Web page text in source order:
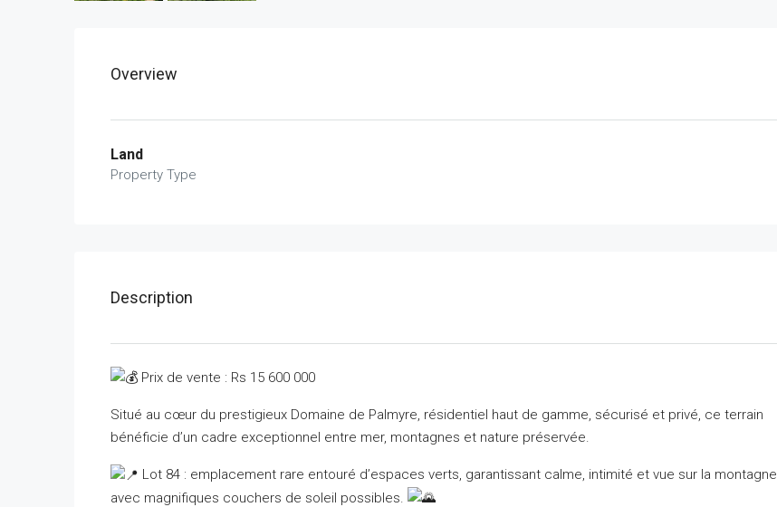
Overview
Land
Property Type
Description
Prix de vente : Rs 15 600 000
Situé au cœur du prestigieux Domaine de Palmyre, résidentiel haut de gamme, sécurisé et privé, ce terrain
bénéficie d’un cadre exceptionnel entre mer, montagnes et nature préservée.
Lot 84 : emplacement rare entouré d’espaces verts, garantissant calme, intimité et vue sur la montagne
avec magnifiques couchers de soleil possibles.